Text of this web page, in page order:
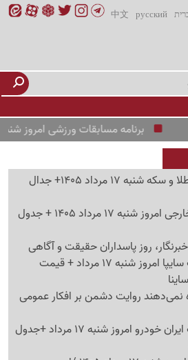
русский
中文
برنامه مسابقات ورزشی امروز شنبه 17 مرداد 1405 /از منچستریونایتد و PSG تا رئال و بارسلونا
پیش ‌بینی قیمت دلار، طلا و سکه شنبه 17 مرداد 1405+ جدال
قیمت خودرو داخلی و خارجی امروز شنبه 17 مرداد 1405 + جدول
آخرین قیمت محصولات سایپا امروز شنبه 17 مرداد + قیمت
نمی‌دهند روایت دشمن بر افکار عمومی
آخرین قیمت محصولات ایران خودرو امروز شنبه 17 مرداد +جدول